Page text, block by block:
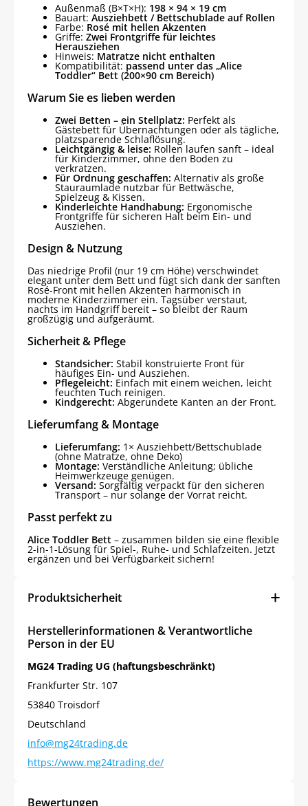
Außenmaß (B×T×H): 198 × 94 × 19 cm
Bauart: Ausziehbett / Bettschublade auf Rollen
Farbe: Rosé mit hellen Akzenten
Griffe: Zwei Frontgriffe für leichtes
Herausziehen
Hinweis: Matratze nicht enthalten
Kompatibilität: passend unter das „Alice
Toddler“ Bett (200×90 cm Bereich)
Warum Sie es lieben werden
Zwei Betten – ein Stellplatz: Perfekt als
Gästebett für Übernachtungen oder als tägliche,
platzsparende Schlaflösung.
Leichtgängig & leise: Rollen laufen sanft – ideal
für Kinderzimmer, ohne den Boden zu
verkratzen.
Für Ordnung geschaffen: Alternativ als große
Stauraumlade nutzbar für Bettwäsche,
Spielzeug & Kissen.
Kinderleichte Handhabung: Ergonomische
Frontgriffe für sicheren Halt beim Ein- und
Ausziehen.
Design & Nutzung
Das niedrige Profil (nur 19 cm Höhe) verschwindet
elegant unter dem Bett und fügt sich dank der sanften
Rosé-Front mit hellen Akzenten harmonisch in
moderne Kinderzimmer ein. Tagsüber verstaut,
nachts im Handgriff bereit – so bleibt der Raum
großzügig und aufgeräumt.
Sicherheit & Pflege
Standsicher: Stabil konstruierte Front für
häufiges Ein- und Ausziehen.
Pflegeleicht: Einfach mit einem weichen, leicht
feuchten Tuch reinigen.
Kindgerecht: Abgerundete Kanten an der Front.
Lieferumfang & Montage
Lieferumfang: 1× Ausziehbett/Bettschublade
(ohne Matratze, ohne Deko)
Montage: Verständliche Anleitung; übliche
Heimwerkzeuge genügen.
Versand: Sorgfältig verpackt für den sicheren
Transport – nur solange der Vorrat reicht.
Passt perfekt zu
Alice Toddler Bett – zusammen bilden sie eine flexible
2-in-1-Lösung für Spiel-, Ruhe- und Schlafzeiten. Jetzt
ergänzen und bei Verfügbarkeit sichern!
Produktsicherheit
Herstellerinformationen & Verantwortliche
Person in der EU
MG24 Trading UG (haftungsbeschränkt)
Frankfurter Str. 107
53840 Troisdorf
Deutschland
info@mg24trading.de
https://www.mg24trading.de/
Bewertungen